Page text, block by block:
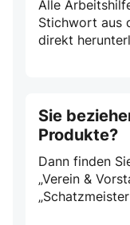
Alle
Stichwort aus
direkt
Sie
Produkte?
Dann finden
„Verein &